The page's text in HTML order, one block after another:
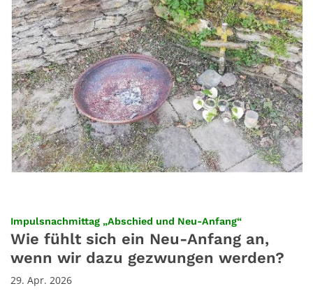
Impulsnachmittag „Abschied und Neu-Anfang“:
Wie fühlt sich ein Neu-Anfang an,
wenn wir dazu gezwungen werden?
29. Apr. 2026